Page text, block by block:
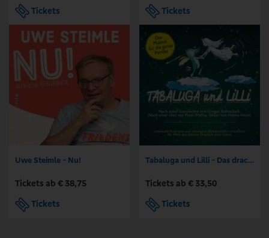
Tickets
Tickets
Uwe Steimle - Nu!
Tickets ab € 38,75
Tickets
Tabaluga und Lilli - Das drachenstarke Musical für die ganze Familie
Tickets ab € 33,50
Tickets